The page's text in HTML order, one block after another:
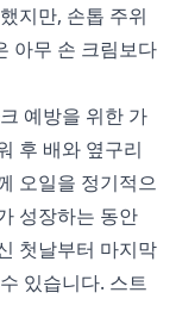
지만, 손톱 주위
아무 손 크림보다
예방을 위한 가
후 배와 옆구리
오일을 정기적으
성장하는 동안
첫날부터 마지막
있습니다. 스트